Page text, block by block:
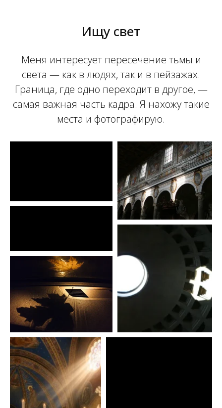
Ищу свет
Меня интересует пересечение тьмы и
света — как в людях, так и в пейзажах.
Граница, где одно переходит в другое, —
самая важная часть кадра. Я нахожу такие
места и фотографирую.